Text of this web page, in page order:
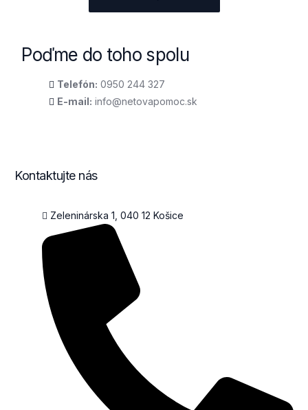
Poďme do toho spolu
Telefón: 0950 244 327
E-mail: info@netovapomoc.sk
Kontaktujte nás
Zeleninárska 1, 040 12 Košice